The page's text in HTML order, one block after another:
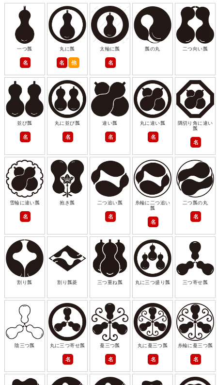
一つ瓢
名
丸に瓢
名 他
太輪に瓢
名
瓢の丸 二つ向い瓢
並び瓢
名
丸に並び瓢
名
違い瓢
名
丸に違い瓢
名
隅切り角に違い
瓢
名
雪輪に違い瓢
名
抱き瓢 二つ追い瓢
名
糸輪に二つ追い
瓢
名
二つ瓢の丸
名
割り瓢 割り瓢菱 三つ重ね瓢 丸に三つ盛り瓢 三つ寄せ瓢
陰三つ瓢 丸に三つ寄せ瓢
名
蔓三つ瓢
名
丸に蔓三つ瓢
名
糸輪に蔓三つ瓢
名